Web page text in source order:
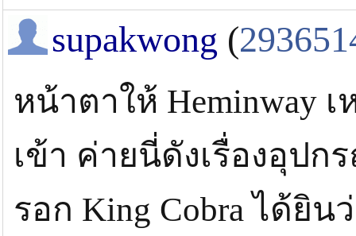
supakwong (
หน้าตาให้ Heminway
เข้า ค่ายนี่ดังเรื่องอุป
รอก King Cobra ได้ยิ